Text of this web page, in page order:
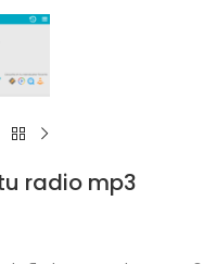
radio mp3